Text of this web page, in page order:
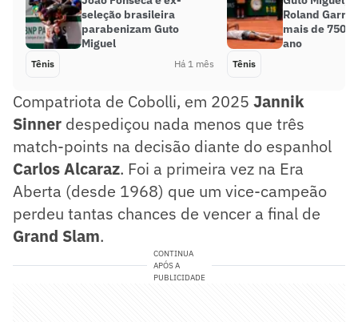
seleção brasileira
parabenizam Guto
Miguel
Tênis Há 1 mês
Roland
mais de 750
ano
Tênis
Compatriota de Cobolli, em 2025 Jannik
Sinner despediçou nada menos que três
match-points na decisão diante do espanhol
Carlos Alcaraz. Foi a primeira vez na Era
Aberta (desde 1968) que um vice-campeão
perdeu tantas chances de vencer a final de
Grand Slam.
CONTINUA
APÓS A
PUBLICIDADE